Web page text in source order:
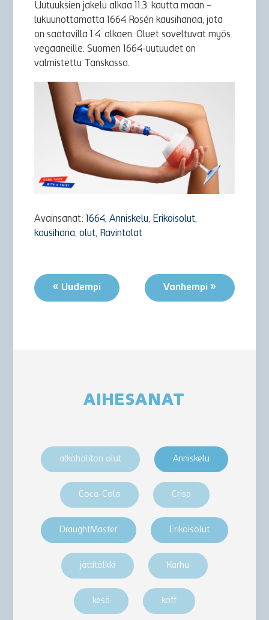
Uutuuksien jakelu alkaa 11.3. kautta maan –
lukuunottamatta 1664 Rosén kausihanaa, jota
on saatavilla 1.4. alkaen. Oluet soveltuvat myös
vegaaneille. Suomen 1664-uutuudet on
valmistettu Tanskassa.
Avainsanat: 1664,Anniskelu, Erikoisolut,
kausihana,olut, Ravintolat
Vanhempi »
« Uudempi
AIHESANAT
alkoholiton olut Anniskelu
Coca-Cola Crisp
DraughtMaster Erikoisolut
jättitölkki Karhu
kesä koff